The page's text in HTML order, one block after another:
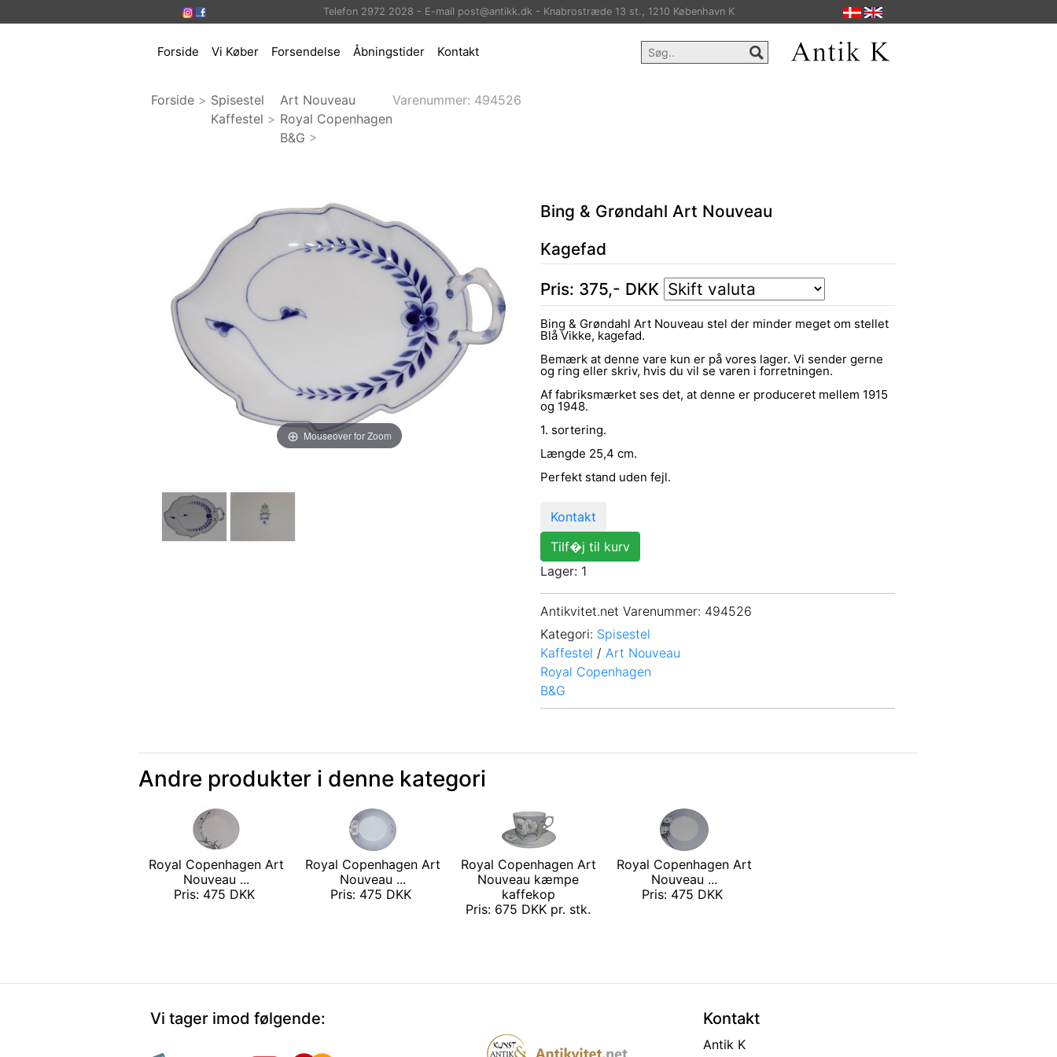
Telefon 2972 2028 - E-mail post@antikk.dk - Knabrostræde 13 st., 1210 København K
Forside Vi Køber Forsendelse Åbningstider Kontakt
Forside > Spisestel
Kaffestel >
Art Nouveau
Royal Copenhagen
B&G >
Varenummer: 494526
Mouseover for Zoom
Bing & Grøndahl Art Nouveau
Kagefad
Pris: 375,- DKK
Bing & Grøndahl Art Nouveau stel der minder meget om stellet
Blå Vikke, kagefad.
Bemærk at denne vare kun er på vores lager. Vi sender gerne
og ring eller skriv, hvis du vil se varen i forretningen.
Af fabriksmærket ses det, at denne er produceret mellem 1915
og 1948.
1. sortering.
Længde 25,4 cm.
Perfekt stand uden fejl.
Kontakt
Tilf�j til kurv
Lager: 1
Antikvitet.net Varenummer: 494526
Kategori: Spisestel
Kaffestel / Art Nouveau
Royal Copenhagen
B&G
Andre produkter i denne kategori
Royal Copenhagen Art
Nouveau ...
Pris: 475 DKK
Royal Copenhagen Art
Nouveau ...
Pris: 475 DKK
Royal Copenhagen Art
Nouveau kæmpe
kaffekop
Pris: 675 DKK pr. stk.
Royal Copenhagen Art
Nouveau ...
Pris: 475 DKK
Vi tager imod følgende: Kontakt
Antik K